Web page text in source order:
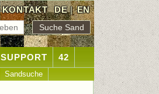
KONTAKT DE|EN
SUPPORT 42
Sandsuche